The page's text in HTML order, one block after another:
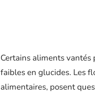
Certains aliments vantés
faibles en glucides. Les
alimentaires, posent